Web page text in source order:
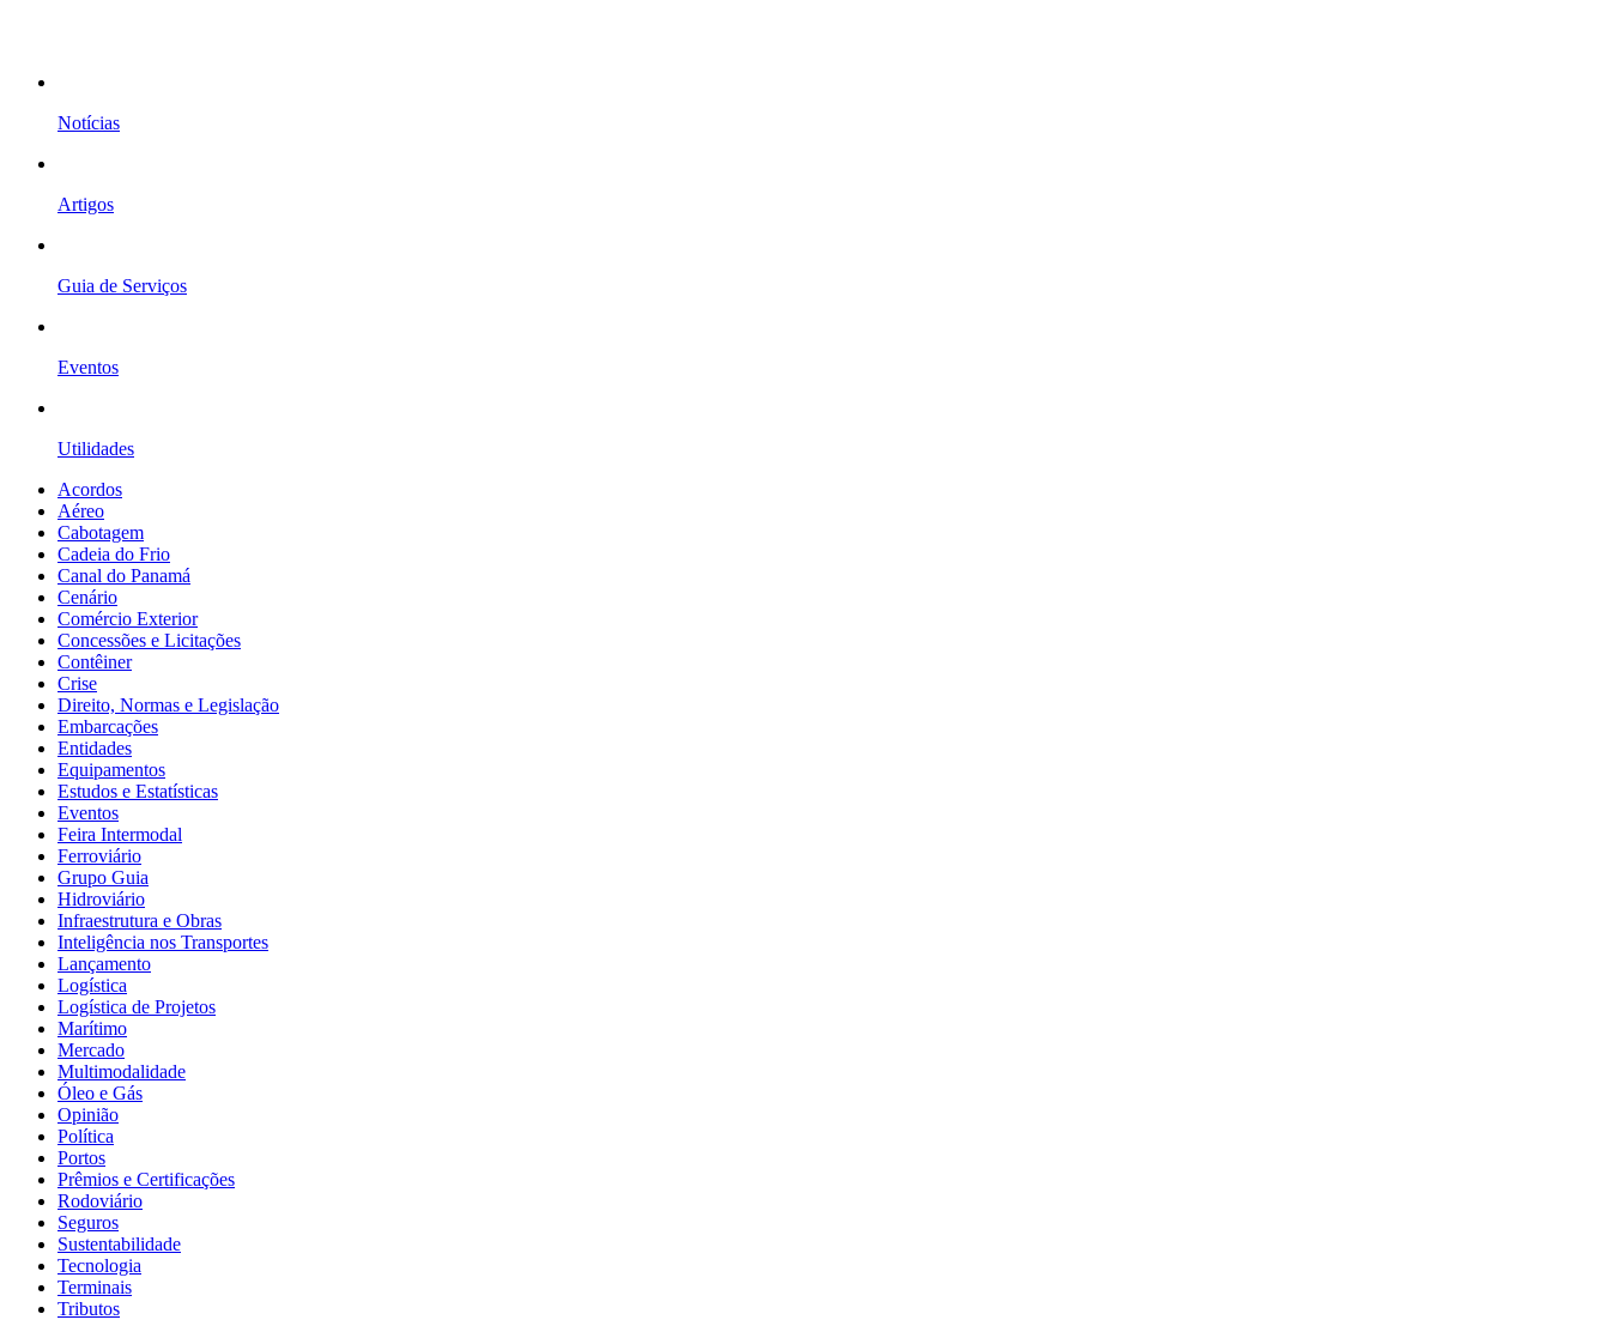
Notícias
Artigos
Guia de Serviços
Eventos
Utilidades
Acordos
Aéreo
Cabotagem
Cadeia do Frio
Canal do Panamá
Cenário
Comércio Exterior
Concessões e Licitações
Contêiner
Crise
Direito, Normas e Legislação
Embarcações
Entidades
Equipamentos
Estudos e Estatísticas
Eventos
Feira Intermodal
Ferroviário
Grupo Guia
Hidroviário
Infraestrutura e Obras
Inteligência nos Transportes
Lançamento
Logística
Logística de Projetos
Marítimo
Mercado
Multimodalidade
Óleo e Gás
Opinião
Política
Portos
Prêmios e Certificações
Rodoviário
Seguros
Sustentabilidade
Tecnologia
Terminais
Tributos